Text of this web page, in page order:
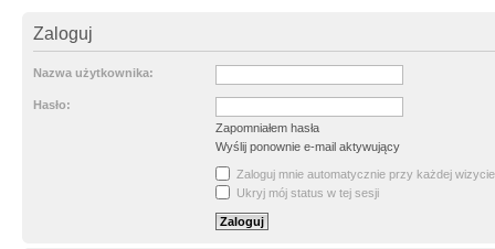
Zaloguj
Nazwa użytkownika:
Hasło:
Zapomniałem hasła
Wyślij ponownie e-mail aktywujący
Zaloguj mnie automatycznie przy każdej wizycie
Ukryj mój status w tej sesji